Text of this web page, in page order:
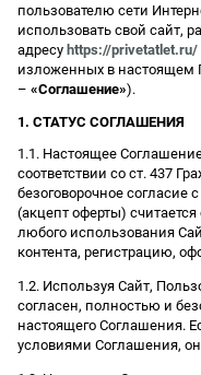
пользователю сети
использовать свой сайт,
адресу https://privetatlet.ru/
изложенных в настоящем
– «Соглашение»).
1. СТАТУС СОГЛАШЕНИЯ
1.1. Настоящее
соответствии со ст. 437
безоговорочное согласие
(акцепт оферты)
любого использования
контента, регистрацию,
1.2. Используя Сайт,
согласен, полностью и
настоящего Соглашения.
условиями Соглашения,